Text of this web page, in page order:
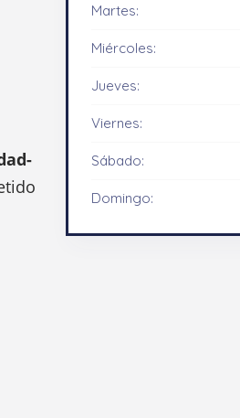
Martes:
Miércoles:
Jueves:
Viernes:
Sábado:
Domingo: